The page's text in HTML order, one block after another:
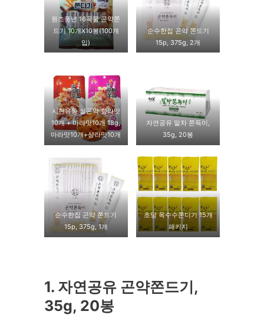
원조풍년 16곡물 곤약쫀
드기 10개X10봉(100개
입)
순수한집 곤약 쫀드기
15p, 375g, 2개
서현유통 설곤약 향라맛
10개 + 마라맛10개 18g,
마라맛10개+샹라맛10개
자연공유 말차 쫀득이,
35g, 20봉
순수한집 곤약 쫀드기
15p, 375g, 1개
초당 옥수수쫀디기 15개
패키지
1. 자연공유 곤약쫀드기,
35g, 20봉